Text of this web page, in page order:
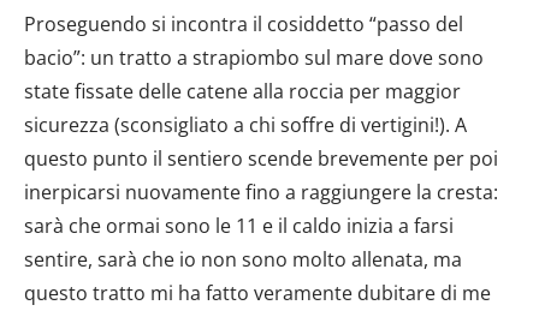
Proseguendo si incontra il cosiddetto “passo del
bacio”: un tratto a strapiombo sul mare dove sono
state fissate delle catene alla roccia per maggior
sicurezza (sconsigliato a chi soffre di vertigini!). A
questo punto il sentiero scende brevemente per poi
inerpicarsi nuovamente fino a raggiungere la cresta:
sarà che ormai sono le 11 e il caldo inizia a farsi
sentire, sarà che io non sono molto allenata, ma
questo tratto mi ha fatto veramente dubitare di me